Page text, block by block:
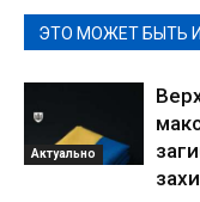
ЭТО МОЖЕТ БЫТЬ
Актуально